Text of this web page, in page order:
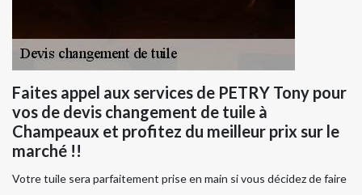
Faites appel aux services de PETRY Tony pour
vos de devis changement de tuile à
Champeaux et profitez du meilleur prix sur le
marché !!
Votre tuile sera parfaitement prise en main si vous décidez de faire